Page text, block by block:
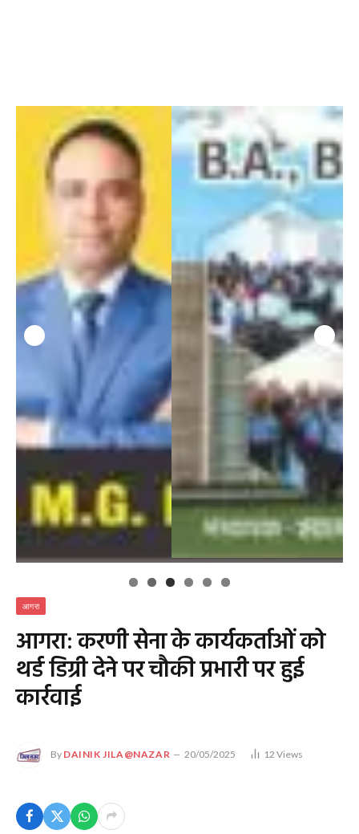
आगरा
आगरा: करणी सेना के कार्यकर्ताओं को
थर्ड डिग्री देने पर चौकी प्रभारी पर हुई
कार्रवाई
By DAINIK JILA@NAZAR 20/05/2025 12Views